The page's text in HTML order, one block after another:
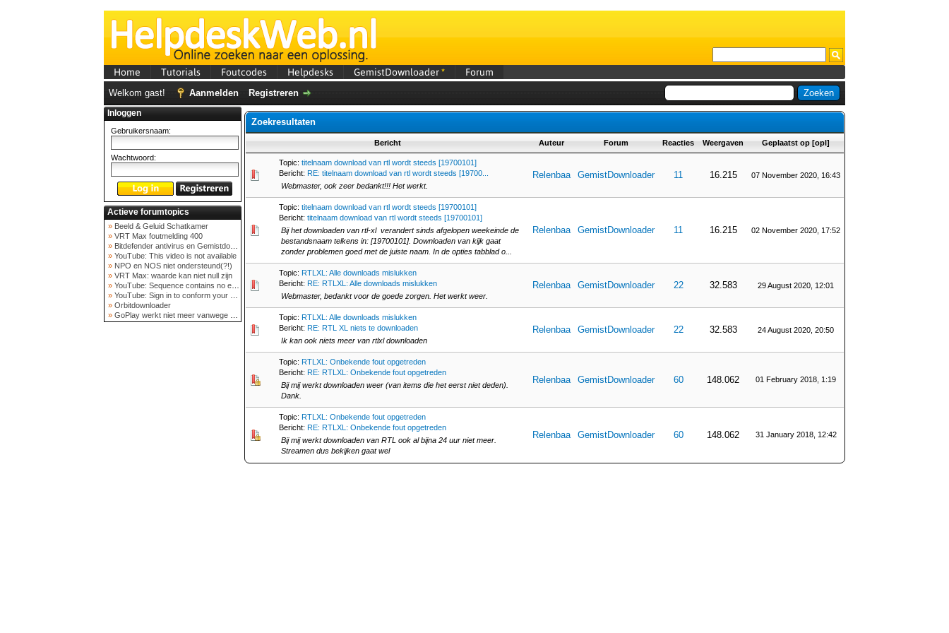
Home Tutorials Foutcodes Helpdesks GemistDownloader* Forum
Welkom gast! Aanmelden Registreren
Inloggen
Gebruikersnaam:
Wachtwoord:
Actieve forumtopics
» Beeld & Geluid Schatkamer
» VRT Max foutmelding 400
» Bitdefender antivirus en Gemistdowloader
» YouTube: This video is not available
» NPO en NOS niet ondersteund(?!)
» VRT Max: waarde kan niet null zijn
» YouTube: Sequence contains no elements
» YouTube: Sign in to conform your not a bot
» Orbitdownloader
» GoPlay werkt niet meer vanwege nieuwe webadres
Zoekresultaten
Bericht Auteur Forum Reacties Weergaven Geplaatst op [opl]
Topic: titelnaam download van rtl wordt steeds [19700101]
Bericht: RE: titelnaam download van rtl wordt steeds [19700...
Webmaster, ook zeer bedankt!!! Het werkt.
Relenbaa GemistDownloader 11 16.215 07 November 2020, 16:43
Topic: titelnaam download van rtl wordt steeds [19700101]
Bericht: titelnaam download van rtl wordt steeds [19700101]
Bij het downloaden van rtl-xl verandert sinds afgelopen weekeinde de
bestandsnaam telkens in: [19700101]. Downloaden van kijk gaat
zonder problemen goed met de juiste naam. In de opties tabblad o...
Relenbaa GemistDownloader 11 16.215 02 November 2020, 17:52
Topic: RTLXL: Alle downloads mislukken
Bericht: RE: RTLXL: Alle downloads mislukken
Webmaster, bedankt voor de goede zorgen. Het werkt weer.
Relenbaa GemistDownloader 22 32.583 29 August 2020, 12:01
Topic: RTLXL: Alle downloads mislukken
Bericht: RE: RTL XL niets te downloaden
Ik kan ook niets meer van rtlxl downloaden
Relenbaa GemistDownloader 22 32.583 24 August 2020, 20:50
Topic: RTLXL: Onbekende fout opgetreden
Bericht: RE: RTLXL: Onbekende fout opgetreden
Bij mij werkt downloaden weer (van items die het eerst niet deden).
Dank.
Relenbaa GemistDownloader 60 148.062 01 February 2018, 1:19
Topic: RTLXL: Onbekende fout opgetreden
Bericht: RE: RTLXL: Onbekende fout opgetreden
Bij mij werkt downloaden van RTL ook al bijna 24 uur niet meer.
Streamen dus bekijken gaat wel
Relenbaa GemistDownloader 60 148.062 31 January 2018, 12:42